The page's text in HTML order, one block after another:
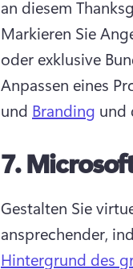
Markieren Sie
Anpassen eines
und Branding und
7.
Gestalten Sie
ansprechender,
Hintergrund des